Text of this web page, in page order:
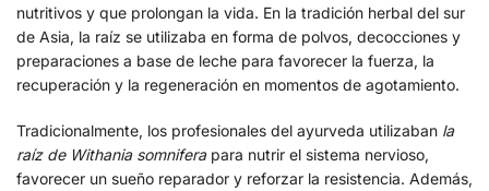
nutritivos y que prolongan la vida. En la tradición herbal del sur
de Asia, la raíz se utilizaba en forma de polvos, decocciones y
preparaciones a base de leche para favorecer la fuerza, la
recuperación y la regeneración en momentos de agotamiento.
Tradicionalmente, los profesionales del ayurveda utilizaban la
raíz de Withania somniferapara nutrir el sistema nervioso,
favorecer un sueño reparador y reforzar la resistencia. Además,